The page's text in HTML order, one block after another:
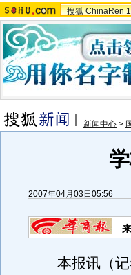
搜狐 ChinaRen
新闻中心 >
2007年04月03日05:56
本报讯（记